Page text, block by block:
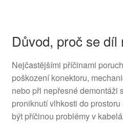
Důvod, proč se
Nejčastějšími příčinami
poškození konektoru,
nebo při nepřesné demontáži
proniknutí vlhkosti do
být příčinou problémy v